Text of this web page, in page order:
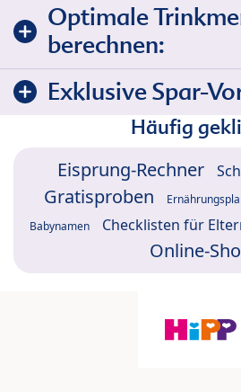
Optimale
berechnen:
Exklusive Spar-
Häufig
Eisprung-Rechner
Gratisproben
Babynamen Checklisten für
Online-